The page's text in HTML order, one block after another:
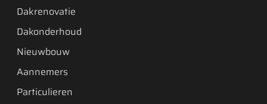
Dakrenovatie
Dakonderhoud
Nieuwbouw
Aannemers
Particulieren